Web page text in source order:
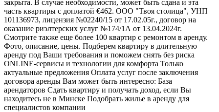
закрыта. В случае необходимости, может быть сдана и эта
часть квартиры с доплатой €462. ООО "Твоя столица", УНП
101136973, лицензия №02240/15 от 17.02.05г., договор на
оказание риэлтерских услуг №174/1А от 13.04.2024г.
Смотрите также еще более 100 квартир с ремонтом в аренду.
Фото, описание, цены. Подберем квартиру в длительную
аренду под Ваши требования и поможем снять без риска
ONLINE-сервисы и технологии для комфорта Только
актуальные предложения Оплата услуг после заключения
договора аренды Вам может быть интересно: База
арендаторов Сдать квартиру и получать доход, если Вы
находитесь не в Минске Подобрать жилье в аренду для
специалистов компании